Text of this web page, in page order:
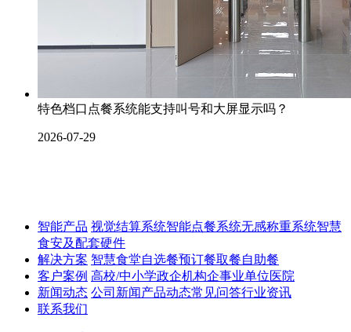
特色档口点餐系统能支持叫号和大屏显示吗？
2026-07-29
智能产品 视觉结算系统智能点餐系统无感称重系统智慧
食安及配套硬件
解决方案 智慧食堂自选餐预订餐取餐自助餐
客户案例 高校/中小学政企机构企事业单位医院
新闻动态 公司新闻产品动态常见问答行业资讯
联系我们